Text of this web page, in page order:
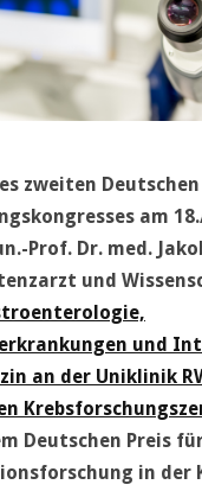
zweiten Deutschen
am
Prof. Dr. med.
und
und
an der Uniklinik
Deutschen Preis
in der